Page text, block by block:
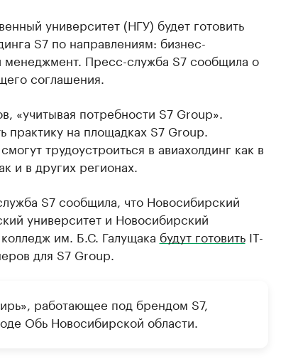
университет (НГУ) будет готовить
S7 по направлениям: бизнес-
менеджмент. Пресс-служба S7 сообщила о
соглашения.
«учитывая потребности S7 Group».
практику на площадках S7 Group.
трудоустроиться в авиахолдинг как в
и в других регионах.
S7 сообщила, что Новосибирский
университет и Новосибирский
им. Б.С. Галущака будут готовитьIT-
для S7 Group.
работающее под брендом S7,
Обь Новосибирской области.